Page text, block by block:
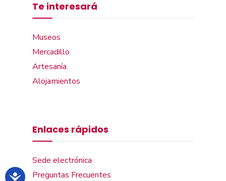
Te interesará
Museos
Mercadillo
Artesanía
Alojamientos
Enlaces rápidos
Sede electrónica
Preguntas Frecuentes